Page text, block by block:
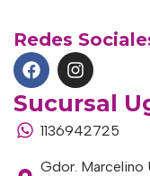
Redes
Sucursal
1136942725
Gdor. Marcelino